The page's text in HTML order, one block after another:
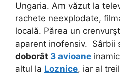
Ungaria. Am văzut la
rachete neexplodate,
locală. Părea un
aparent inofensiv. Sârbii
doborât 3 avioane
altul la Loznice, iar al